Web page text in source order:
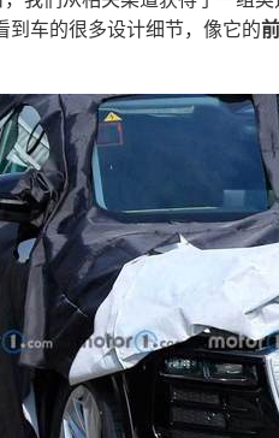
到车的很多设计细节，像它的